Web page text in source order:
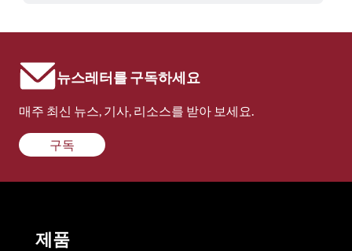
뉴스레터를 구독하세요
매주 최신 뉴스, 기사, 리소스를 받아 보세요.
구독
제품